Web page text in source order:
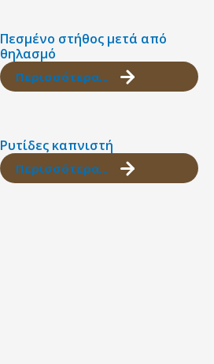
Πεσμένο στήθος μετά από
θηλασμό
Περισσότερα...
Ρυτίδες καπνιστή
Περισσότερα...